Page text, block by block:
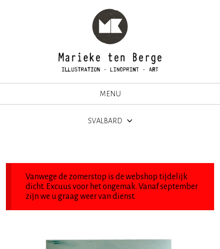
MENU
SVALBARD
Vanwege de zomerstop is de webshop tijdelijk
dicht. Excuus voor het ongemak. Vanaf september
zijn we u graag weer van dienst.